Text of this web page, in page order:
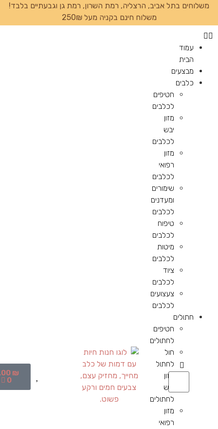
משלוחים בתל אביב, הרצליה, רמת השרון, רמת גן וגבעתיים בלבד!
משלוח חינם בקניה מעל 250₪
עמוד
הבית
מבצעים
כלבים
חטיפים
לכלבים
מזון
יבש
לכלבים
מזון
רפואי
לכלבים
שימורים
ומעדנים
לכלבים
טיפוח
לכלבים
מיטות
לכלבים
ציוד
לכלבים
צעצועים
לכלבים
חתולים
חטיפים
לחתולים
חול
לחתול
מזון
יבש
לחתולים
מזון
רפואי
₪
0